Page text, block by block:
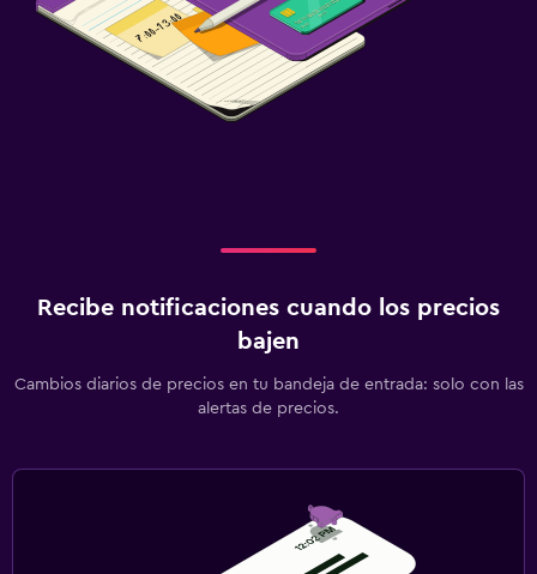
Recibe notificaciones cuando los precios
bajen
Cambios diarios de precios en tu bandeja de entrada: solo con las
alertas de precios.